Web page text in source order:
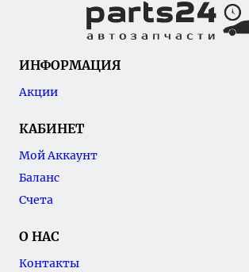
ИНФОРМАЦИЯ
Акции
КАБИНЕТ
Мой Аккаунт
Баланс
Счета
О НАС
Контакты